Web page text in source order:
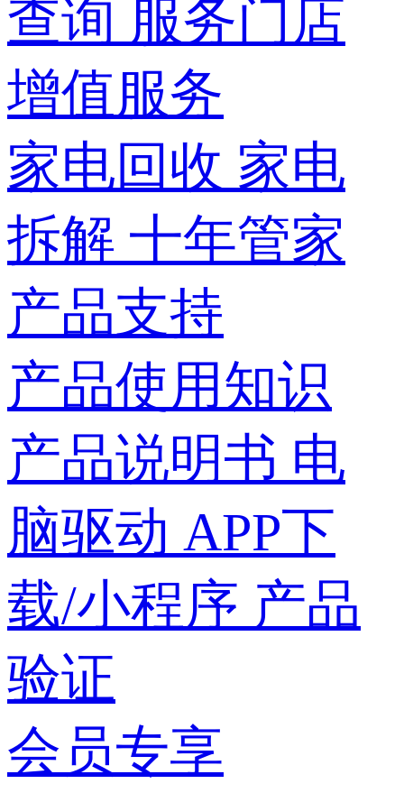
查询 服务门店
增值服务
家电回收 家电
拆解 十年管家
产品支持
产品使用知识
产品说明书 电
脑驱动 APP下
载/小程序 产品
验证
会员专享